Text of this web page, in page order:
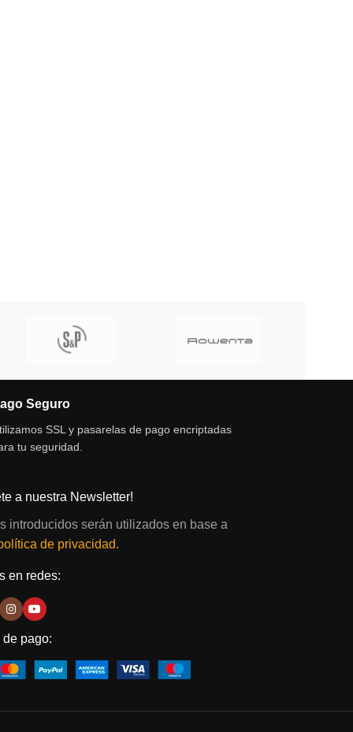
Seguro
SSL y pasarelas de pago encriptadas
tu seguridad.
a nuestra Newsletter!
introducidos serán utilizados en base a
de privacidad.
en redes:
de pago: